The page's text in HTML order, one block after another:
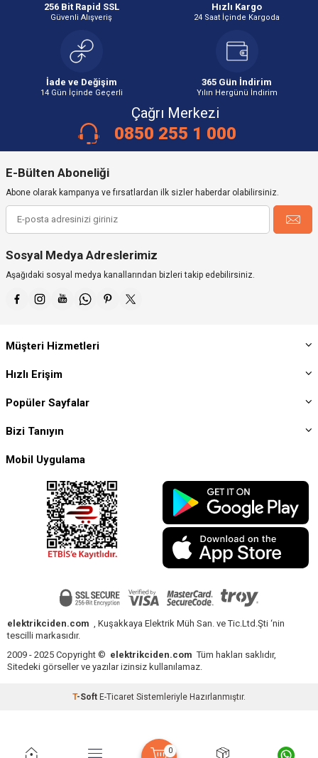
0
256 Bit Rapid SSL
Güvenli Alışveriş
Hızlı Kargo
24 Saat İçinde Kargoda
İade ve Değişim
14 Gün İçinde Geçerli
365 Gün İndirim
Yılın Hergünü İndirim
Çağrı Merkezi
0850 255 1 000
E-Bülten Aboneliği
Abone olarak kampanya ve fırsatlardan ilk sizler haberdar olabilirsiniz.
Sosyal Medya Adreslerimiz
Aşağıdaki sosyal medya kanallarından bizleri takip edebilirsiniz.
Müşteri Hizmetleri
Hızlı Erişim
Popüler Sayfalar
Bizi Tanıyın
Mobil Uygulama
elektrikciden.com , Kuşakkaya Elektrik Müh San. ve Tic.Ltd.Şti ‘nin
tescilli markasıdır.
2009 - 2025 Copyright © elektrikciden.com Tüm hakları saklıdır,
Sitedeki görseller ve yazılar izinsiz kullanılamaz.
T-Soft E-Ticaret Sistemleriyle Hazırlanmıştır.